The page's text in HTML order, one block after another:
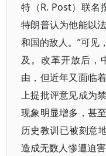
特（R. Post）联名
特朗普认为他能以
和国的敌人。”可见
及。改革开放后，
由，但近年又面临
上提批评意见成为
现象明显增多，甚
历史教训已被刻意
造成无数人惨遭迫